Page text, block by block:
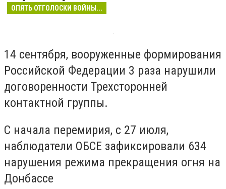
ОПЯТЬ ОТГОЛОСКИ ВОЙНЫ...
14 сентября, вооруженные формирования
Российской Федерации 3 раза нарушили
договоренности Трехсторонней
контактной группы.
С начала перемирия, с 27 июля,
наблюдатели ОБСЕ зафиксировали 634
нарушения режима прекращения огня на
Донбассе